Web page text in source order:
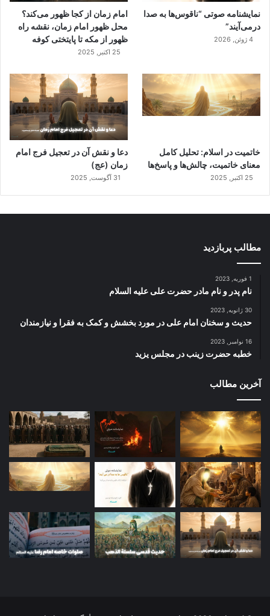
نمایشنامه صوتی “ناقوس‌ها به صدا
در‌می‌آیند”
4 ژوئن, 2026
امام زمان از کجا ظهور می‌کند؟
محل ظهور امام زمان، نقشه راه
ظهور از مکه تا پایتختی کوفه
25 اکتبر, 2025
خاتمیت در اسلام: تحلیل کامل
معنای خاتمیت، چالش‌ها و پاسخ‌ها
25 اکتبر, 2025
دعا و نقش آن در تعجیل فرج امام
زمان (عج)
31 آگوست, 2025
مطالب پربازدید
1 فوریه, 2023
نام پدر و نام مادر حضرت علی علیه السلام
30 ژانویه, 2023
حدیث و سخنان امام علی در مورد بخشش و کمک به فقرا و نیازمندان
16 نوامبر, 2023
خطبه حضرت زینب در مجلس یزید
آخرین مطالب